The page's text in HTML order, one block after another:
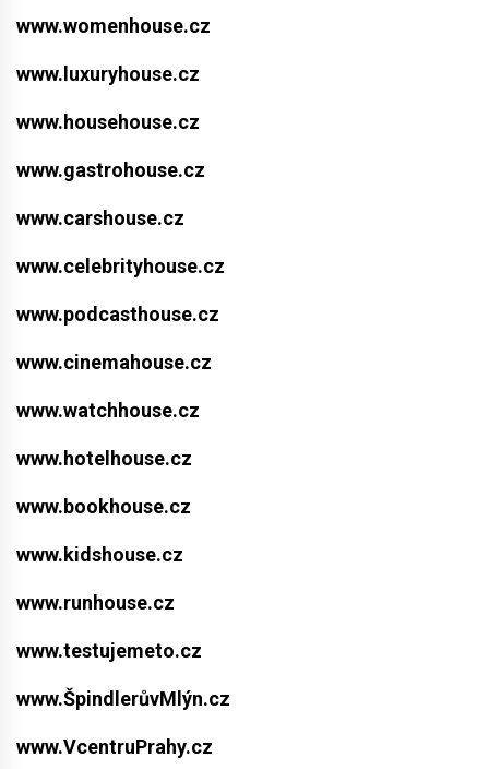
www.womenhouse.cz
www.luxuryhouse.cz
www.househouse.cz
www.gastrohouse.cz
www.carshouse.cz
www.celebrityhouse.cz
www.podcasthouse.cz
www.cinemahouse.cz
www.watchhouse.cz
www.hotelhouse.cz
www.bookhouse.cz
www.kidshouse.cz
www.runhouse.cz
www.testujemeto.cz
www.ŠpindlerůvMlýn.cz
www.VcentruPrahy.cz